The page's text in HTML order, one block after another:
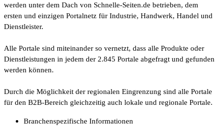
werden unter dem Dach von Schnelle-Seiten.de betrieben, dem
ersten und einzigen Portalnetz für Industrie, Handwerk, Handel und
Dienstleister.
Alle Portale sind miteinander so vernetzt, dass alle Produkte oder
Dienstleistungen in jedem der 2.845 Portale abgefragt und gefunden
werden können.
Durch die Möglichkeit der regionalen Eingrenzung sind alle Portale
für den B2B-Bereich gleichzeitig auch lokale und regionale Portale.
Branchenspezifische Informationen